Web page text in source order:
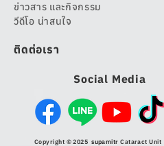
ข่าวสาร และกิจกรรม
วีดีโอ น่าสนใจ
ติดต่อเรา
Social Media
Copyright © 2025 supamitr Cataract Unit